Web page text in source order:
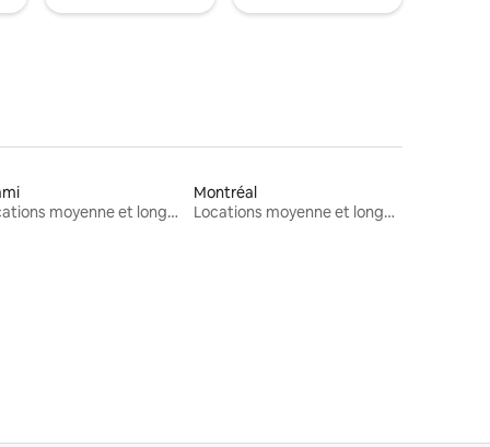
Locations moyenne et longue durée
Montréal
Locations moyenne et longue durée